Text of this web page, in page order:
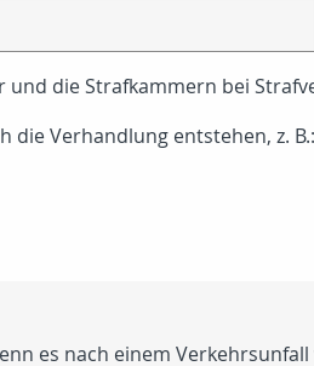
und die Strafkammern bei
die Verhandlung entstehen, z. B.:
es nach einem